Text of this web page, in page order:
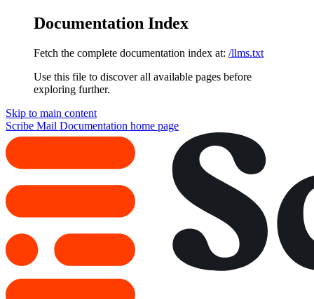
Documentation Index
Fetch the complete documentation index at: /llms.txt
Use this file to discover all available pages before
exploring further.
Skip to main content
Scribe Mail Documentation home page